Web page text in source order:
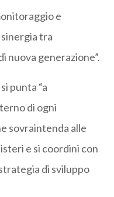
e
tra
generazione”.
punta “a
di ogni
sovraintenda alle
e si coordini con
di sviluppo